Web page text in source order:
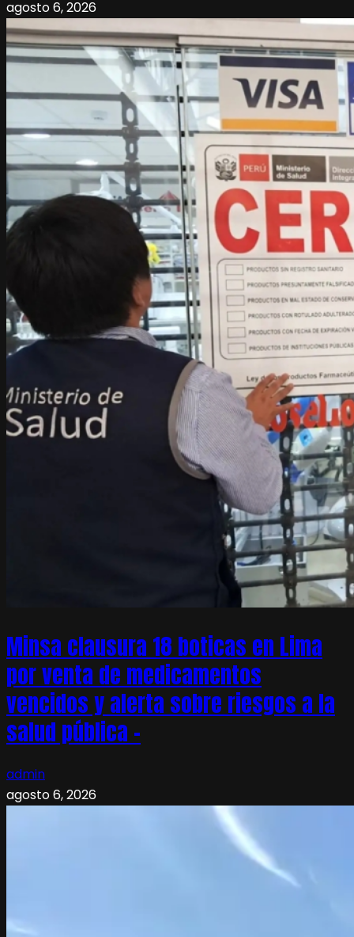
agosto 6, 2026
Minsa clausura 18 boticas en Lima
por venta de medicamentos
vencidos y alerta sobre riesgos a la
salud pública –
admin
agosto 6, 2026